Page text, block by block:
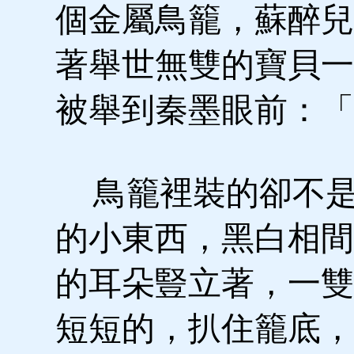
個金屬鳥籠，蘇醉
著舉世無雙的寶貝
被舉到秦墨眼前：
鳥籠裡裝的卻不
的小東西，黑白相
的耳朵豎立著，一
短短的，扒住籠底